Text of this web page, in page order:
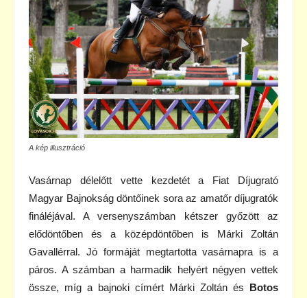
A kép illusztráció
Vasárnap délelőtt vette kezdetét a Fiat Díjugrató
Magyar Bajnokság döntőinek sora az amatőr díjugratók
fináléjával. A versenyszámban kétszer győzött az
elődöntőben és a középdöntőben is Márki Zoltán
Gavallérral. Jó formáját megtartotta vasárnapra is a
páros. A számban a harmadik helyért négyen vettek
össze, míg a bajnoki címért Márki Zoltán és Botos